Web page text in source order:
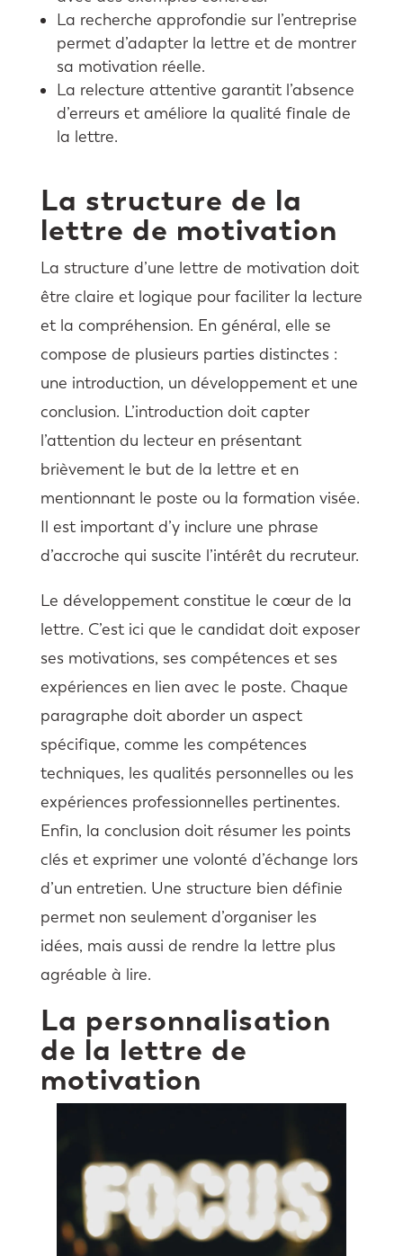
La recherche approfondie sur l’entreprise
permet d’adapter la lettre et de montrer
sa motivation réelle.
La relecture attentive garantit l’absence
d’erreurs et améliore la qualité finale de
la lettre.
La structure de la
lettre de motivation
La structure d’une lettre de motivation doit
être claire et logique pour faciliter la lecture
et la compréhension. En général, elle se
compose de plusieurs parties distinctes :
une introduction, un développement et une
conclusion. L’introduction doit capter
l’attention du lecteur en présentant
brièvement le but de la lettre et en
mentionnant le poste ou la formation visée.
Il est important d’y inclure une phrase
d’accroche qui suscite l’intérêt du recruteur.
Le développement constitue le cœur de la
lettre. C’est ici que le candidat doit exposer
ses motivations, ses compétences et ses
expériences en lien avec le poste. Chaque
paragraphe doit aborder un aspect
spécifique, comme les compétences
techniques, les qualités personnelles ou les
expériences professionnelles pertinentes.
Enfin, la conclusion doit résumer les points
clés et exprimer une volonté d’échange lors
d’un entretien. Une structure bien définie
permet non seulement d’organiser les
idées, mais aussi de rendre la lettre plus
agréable à lire.
La personnalisation
de la lettre de
motivation